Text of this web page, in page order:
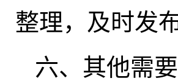
整理，及时发
六、其他需